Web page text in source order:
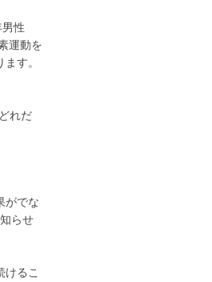
性
運動を
す。
れだ
がでな
らせ
るこ